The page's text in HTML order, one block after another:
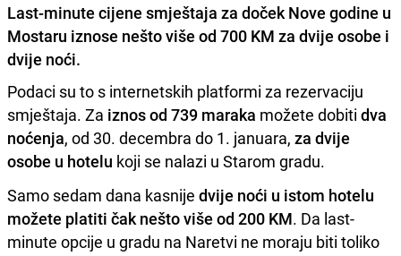
Last-minute cijene smještaja za doček Nove godine u
Mostaru iznose nešto više od 700 KM za dvije osobe i
dvije noći.
Podaci su to s internetskih platformi za rezervaciju
smještaja. Za iznos od 739 maraka možete dobiti dva
noćenja, od 30. decembra do 1. januara, za dvije
osobe u hotelu koji se nalazi u Starom gradu.
Samo sedam dana kasnije dvije noći u istom hotelu
možete platiti čak nešto više od 200 KM. Da last-
minute opcije u gradu na Naretvi ne moraju biti toliko